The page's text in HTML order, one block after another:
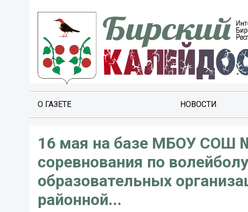
О ГАЗЕТЕ НОВОСТИ
16 мая на базе МБОУ СОШ
соревнования по
образовательных
районной...